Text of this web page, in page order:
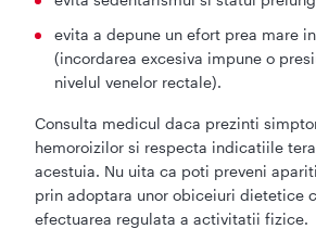
evita a depune un efort prea mare
(incordarea excesiva impune o
nivelul venelor rectale).
Consulta medicul daca prezinti
hemoroizilor si respecta indicatiile
acestuia. Nu uita ca poti preveni
prin adoptara unor obiceiuri dietetice
efectuarea regulata a activitatii fizice.